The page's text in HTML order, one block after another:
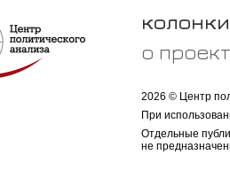
колонки
о
2026 © Центр
При
Отдельные
не